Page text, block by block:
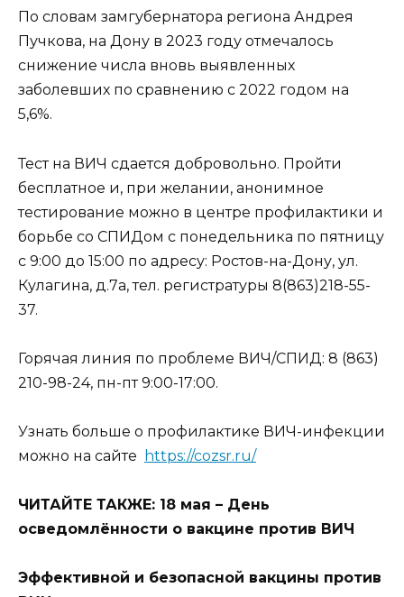
По словам замгубернатора региона Андрея
Пучкова, на Дону в 2023 году отмечалось
снижение числа вновь выявленных
заболевших по сравнению с 2022 годом на
5,6%.
Тест на ВИЧ сдается добровольно. Пройти
бесплатное и, при желании, анонимное
тестирование можно в центре профилактики и
борьбе со СПИДом с понедельника по пятницу
с 9:00 до 15:00 по адресу: Ростов-на-Дону, ул.
Кулагина, д.7а, тел. регистратуры 8(863)218-55-
37.
Горячая линия по проблеме ВИЧ/СПИД: 8 (863)
210-98-24, пн-пт 9:00-17:00.
Узнать больше о профилактике ВИЧ-инфекции
можно на сайте
https://cozsr.ru/
ЧИТАЙТЕ ТАКЖЕ: 18 мая – День
осведомлённости о вакцине против ВИЧ
Эффективной и безопасной вакцины против